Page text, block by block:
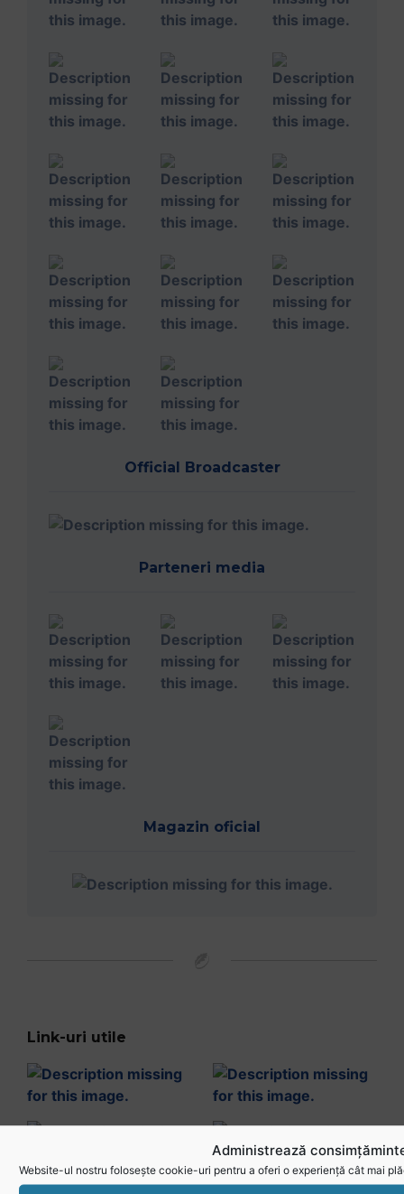
Administrează
Website-ul nostru folosește cookie-uri pentru a oferi o experiență cât mai
Official Broadcaster
Parteneri media
Magazin oficial
Link-uri utile